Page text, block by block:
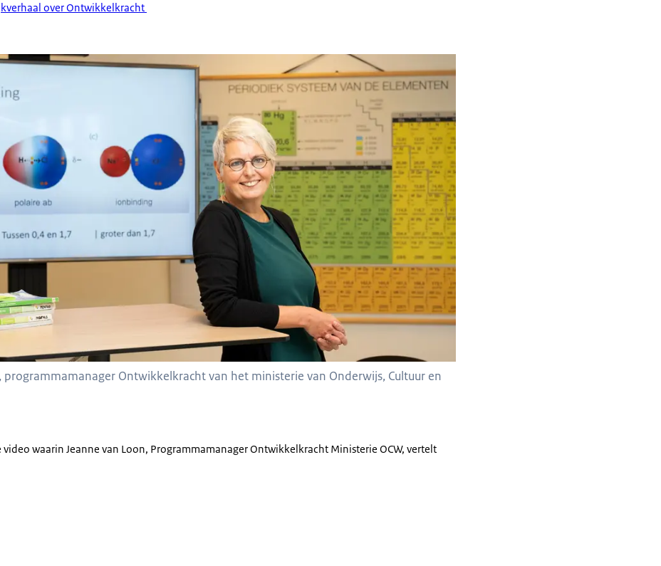
over Ontwikkelkracht
van Loon, programmamanager Ontwikkelkracht, voor een scherm met scheikundige formules
programmamanager Ontwikkelkracht van het ministerie van Onderwijs, Cultuur en
waarin Jeanne van Loon, Programmamanager Ontwikkelkracht Ministerie OCW, vertelt